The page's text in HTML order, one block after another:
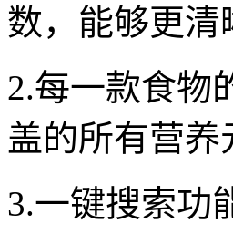
数，能够更
2.每一款食物
盖的所有营
3.一键搜索功